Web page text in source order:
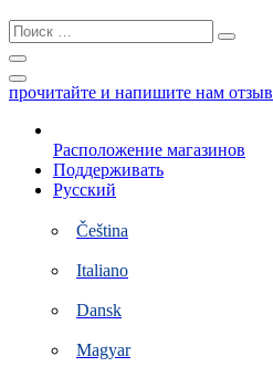
Поиск
…
прочитайте и напишите нам отзыв
Расположение магазинов
Поддерживать
Русский
Čeština
Italiano
Dansk
Magyar